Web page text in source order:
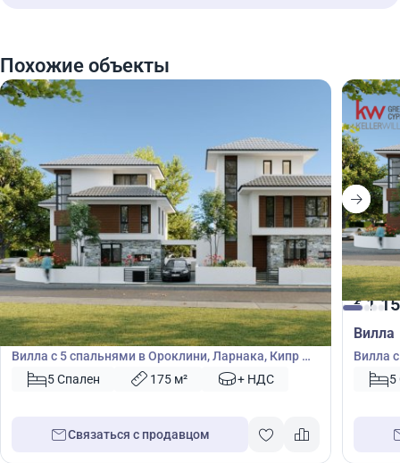
Похожие объекты
€1 300 000
Вилла
Вилла с 5 спальнями в Ороклини, Ларнака, Кипр №
450285 Спален 175 м² + НДС
Связаться с продавцом
€1
Вилла
Вилла
404035